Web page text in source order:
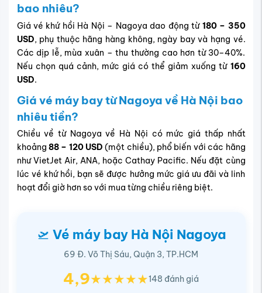
bao nhiêu?
Giá vé khứ hồi Hà Nội – Nagoya dao động từ 180 – 350
USD, phụ thuộc hãng hàng không, ngày bay và hạng vé.
Các dịp lễ, mùa xuân – thu thường cao hơn từ 30–40%.
Nếu chọn quá cảnh, mức giá có thể giảm xuống từ 160
USD.
Giá vé máy bay từ Nagoya về Hà Nội bao
nhiêu tiền?
Chiều về từ Nagoya về Hà Nội có mức giá thấp nhất
khoảng 88 – 120 USD (một chiều), phổ biến với các hãng
như VietJet Air, ANA, hoặc Cathay Pacific. Nếu đặt cùng
lúc vé khứ hồi, bạn sẽ được hưởng mức giá ưu đãi và linh
hoạt đổi giờ hơn so với mua từng chiều riêng biệt.
🛫 Vé máy bay Hà Nội Nagoya
69 Đ. Võ Thị Sáu, Quận 3, TP.HCM
4,9★★★★★148 đánh giá